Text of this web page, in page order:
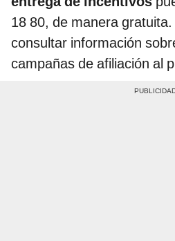
18 80, de manera
consultar información
campañas de afiliación al